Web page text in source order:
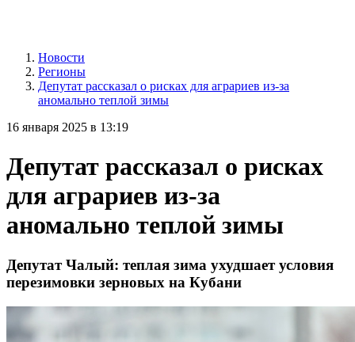
Новости
Регионы
Депутат рассказал о рисках для аграриев из-за
аномально теплой зимы
16 января 2025 в 13:19
Депутат рассказал о рисках
для аграриев из-за
аномально теплой зимы
Депутат Чалый: теплая зима ухудшает условия
перезимовки зерновых на Кубани